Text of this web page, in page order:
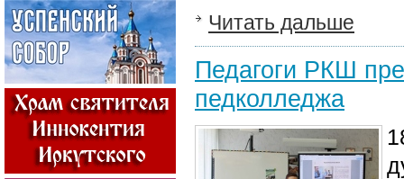
Читать дальше
Педагоги РКШ
педколледжа